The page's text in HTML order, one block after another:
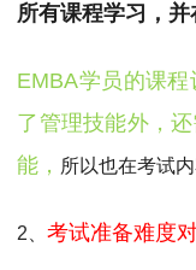
考试真题
报考经
所有课程学习，并
EMBA学员的课
了管理技能外，
能， 所以也在考试
2、考试准备难度